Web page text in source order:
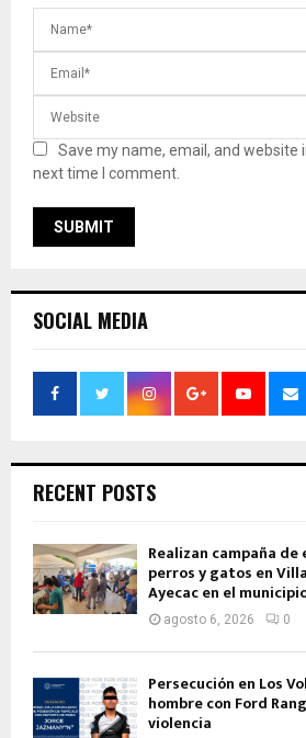
Save my name, email, and website
next time I comment.
SOCIAL MEDIA
RECENT POSTS
Realizan campaña
perros y gatos en
Ayecac en el
agosto 6, 2026 0
Persecución en Los
hombre con Ford
violencia